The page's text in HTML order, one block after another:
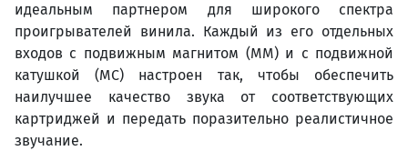
идеальным партнером для широкого спектра
проигрывателей винила. Каждый из его отдельных
входов с подвижным магнитом (MM) и с подвижной
катушкой (MC) настроен так, чтобы обеспечить
наилучшее качество звука от соответствующих
картриджей и передать поразительно реалистичное
звучание.